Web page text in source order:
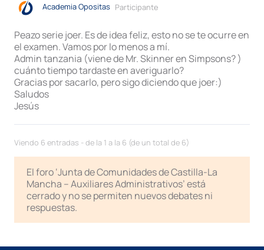
Academia Opositas Participante
Peazo serie joer. Es de idea feliz, esto no se te ocurre en
el examen. Vamos por lo menos a mí.
Admin tanzania (viene de Mr. Skinner en Simpsons? )
cuánto tiempo tardaste en averiguarlo?
Gracias por sacarlo, pero sigo diciendo que joer:)
Saludos
Jesús
Viendo 6 entradas - de la 1 a la 6 (de un total de 6)
El foro ‘Junta de Comunidades de Castilla-La
Mancha – Auxiliares Administrativos’ está
cerrado y no se permiten nuevos debates ni
respuestas.